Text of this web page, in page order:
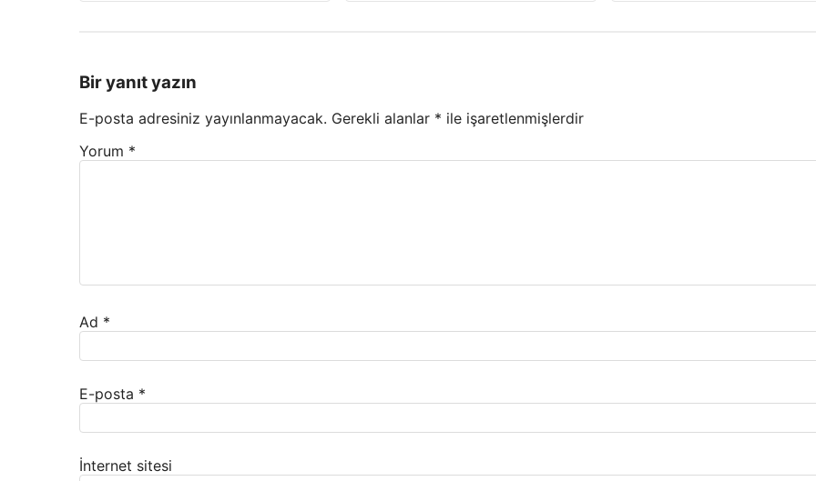
Bir yanıt yazın
E-posta adresiniz yayınlanmayacak. Gerekli alanlar * ile işaretlenmişlerdir
Yorum *
Ad *
E-posta *
İnternet sitesi